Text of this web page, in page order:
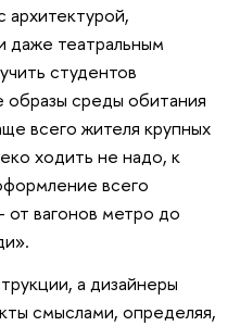
архитектурой,
даже театральным
студентов
образы среды обитания
всего жителя крупных
ходить не надо, к
всего
от вагонов метро до
а дизайнеры
смыслами, определяя,